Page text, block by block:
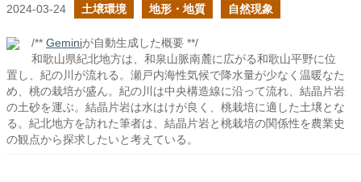
2024-03-24 土壌環境 地形・地質 自然現象
/** Geminiが自動生成した概要 **/
和歌山県紀北地方は、和泉山脈南麓に広がる和歌山平野に位
置し、紀の川が流れる。瀬戸内海性気候で降水量が少なく温暖なた
め、桃の栽培が盛ん。紀の川は中央構造線に沿って流れ、結晶片岩
の土砂を運ぶ。結晶片岩は水はけが良く、桃栽培に適した土壌とな
る。紀北地方を訪れた筆者は、結晶片岩と桃栽培の関係性を農業史
の観点から探求したいと考えている。